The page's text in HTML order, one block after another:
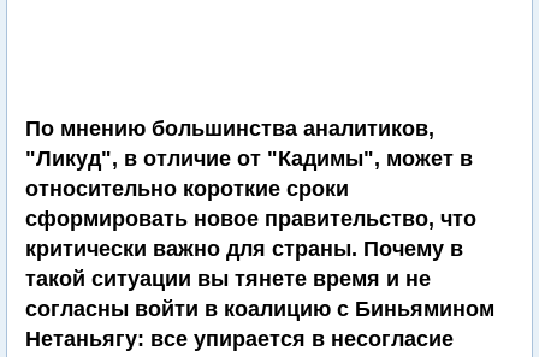
По мнению большинства аналитиков,
"Ликуд", в отличие от "Кадимы", может в
относительно короткие сроки
сформировать новое правительство, что
критически важно для страны. Почему в
такой ситуации вы тянете время и не
согласны войти в коалицию с Биньямином
Нетаньягу: все упирается в несогласие